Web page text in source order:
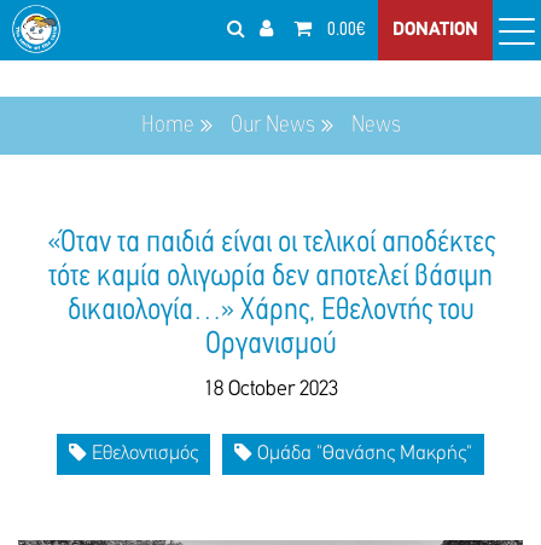
0.00€ DONATION
Home Our News News
«Όταν τα παιδιά είναι οι τελικοί αποδέκτες
τότε καμία ολιγωρία δεν αποτελεί βάσιμη
δικαιολογία…» Χάρης, Εθελοντής του
Οργανισμού
18 October 2023
Εθελοντισμός Ομάδα "Θανάσης Μακρής"